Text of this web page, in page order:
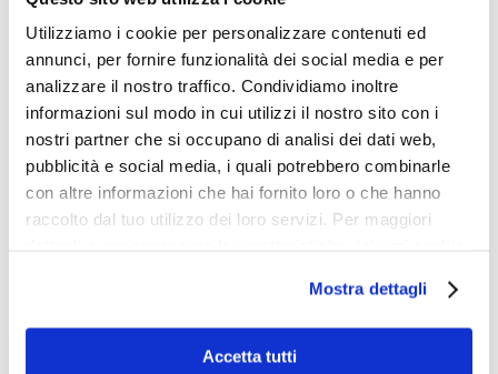
Utilizziamo i cookie per personalizzare contenuti ed
annunci, per fornire funzionalità dei social media e per
analizzare il nostro traffico. Condividiamo inoltre
informazioni sul modo in cui utilizzi il nostro sito con i
nostri partner che si occupano di analisi dei dati web,
pubblicità e social media, i quali potrebbero combinarle
con altre informazioni che hai fornito loro o che hanno
raccolto dal tuo utilizzo dei loro servizi. Per maggiori
Mostra dettagli
Accetta tutti
delle startup che è noto come “exit”. Exit è
l’obiettivo di chi investe in una startup che si
realizza nel momento in cui soci fondatori e
investitori vendono le quote della società in loro
possesso al fine di realizzare un guadagno.
Come vengono finanziate le
startup?
tramite diversi round di finanziamento: